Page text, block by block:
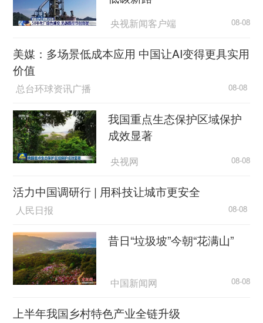
央视新闻客户端 08-08
美媒：多场景低成本应用 中国让AI变得更具实用
价值
总台环球资讯广播 08-08
我国重点生态保护区域保护
成效显著
央视网 08-08
活力中国调研行 | 用科技让城市更安全
人民日报 08-08
昔日“垃圾坡”今朝“花满山”
中国新闻网 08-08
上半年我国乡村特色产业全链升级